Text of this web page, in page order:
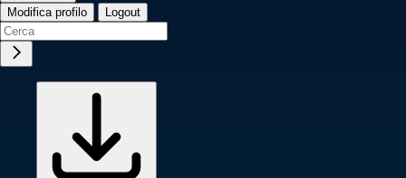
Modifica profilo Logout